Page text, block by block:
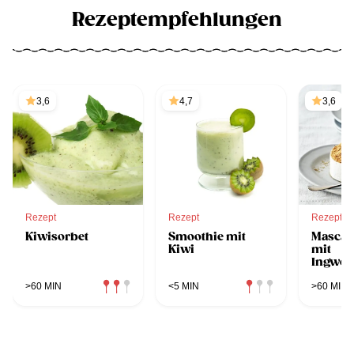
Rezeptempfehlungen
3,6
Rezept
Kiwisorbet
>60 MIN
4,7
Rezept
Smoothie mit
Kiwi
<5 MIN
3,6
Rezept
mit
>60 MIN